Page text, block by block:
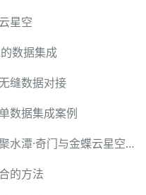
星空
数据集成
缝数据对接
数据集成案例
优化企业数据对接的实战案例：聚水潭·奇门与金蝶云星空的无缝集成
的方法